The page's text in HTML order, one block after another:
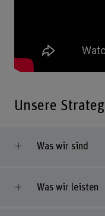
Unsere
Was wir sind
Was wir leisten